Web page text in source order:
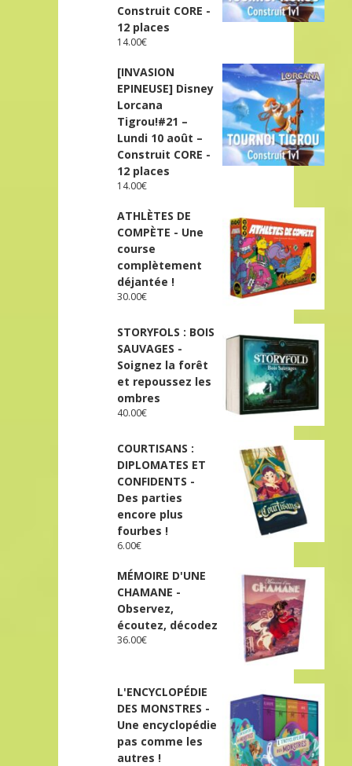
Construit CORE -
12 places
14.00€
[INVASION
EPINEUSE] Disney
Lorcana
Tigrou!#21 –
Lundi 10 août –
Construit CORE -
12 places
14.00€
ATHLÈTES DE
COMPÈTE - Une
course
complètement
déjantée !
30.00€
STORYFOLS : BOIS
SAUVAGES -
Soignez la forêt
et repoussez les
ombres
40.00€
COURTISANS :
DIPLOMATES ET
CONFIDENTS -
Des parties
encore plus
fourbes !
6.00€
MÉMOIRE D'UNE
CHAMANE -
Observez,
écoutez, décodez
36.00€
L'ENCYCLOPÉDIE
DES MONSTRES -
Une encyclopédie
pas comme les
autres !